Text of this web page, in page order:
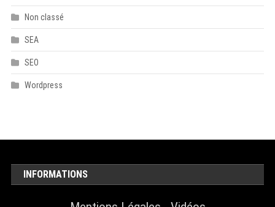
Non classé
SEA
SEO
Wordpress
INFORMATIONS